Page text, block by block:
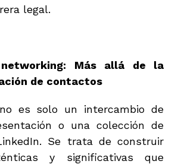
legal.
Más allá de la
de contactos
es solo un intercambio de
o una colección de
Se trata de construir
y significativas que